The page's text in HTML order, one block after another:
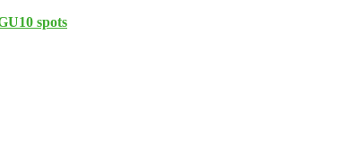
spots